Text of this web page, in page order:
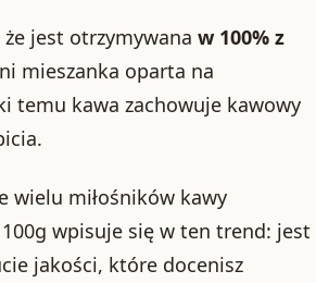
jest otrzymywana w 100% z
mieszanka oparta na
temu kawa zachowuje kawowy
wielu miłośników kawy
100g wpisuje się w ten trend: jest
jakości, które docenisz